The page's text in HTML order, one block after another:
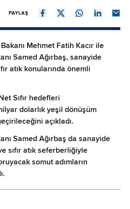
PAYLAŞ
Mehmet Fatih Kacır ile
Samed Ağırbaş, sanayide
atık konularında önemli
Sıfır hedefleri
dolarlık yeşil dönüşüm
açıkladı.
Samed Ağırbaş da sanayide
sıfır atık seferberliğiyle
somut adımların